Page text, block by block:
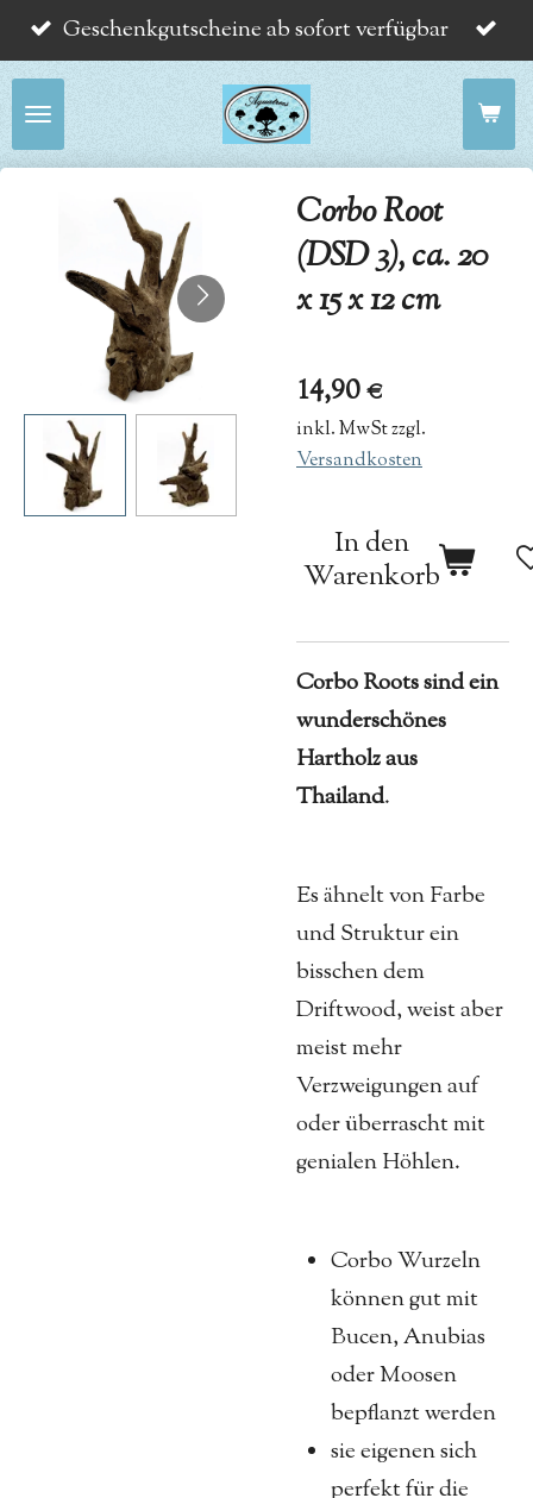
Zum
Hauptinhalt
springen
Geschenkgutscheine ab sofort verfügbar
Corbo Root
(DSD 3), ca. 20
x 15 x 12 cm
14,90 €
inkl. MwSt zzgl.
Versandkosten
In den
Warenkorb
Corbo Roots sind ein
wunderschönes
Hartholz aus
Thailand.
Es ähnelt von Farbe
und Struktur ein
bisschen dem
Driftwood, weist aber
meist mehr
Verzweigungen auf
oder überrascht mit
genialen Höhlen.
Corbo Wurzeln
können gut mit
Bucen, Anubias
oder Moosen
bepflanzt werden
sie eigenen sich
perfekt für die